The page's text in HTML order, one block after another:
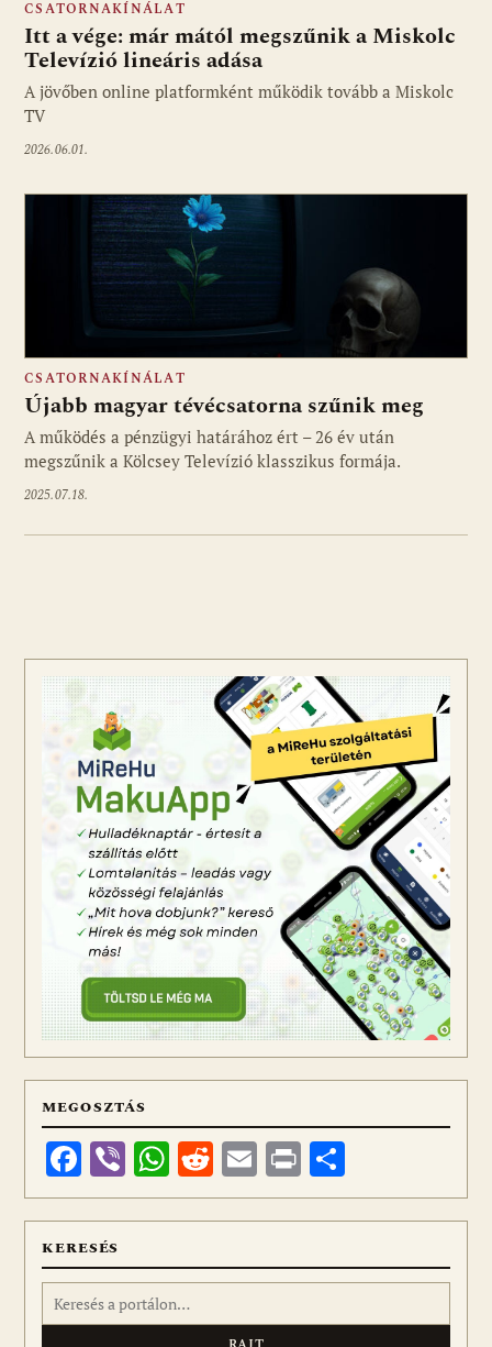
CSATORNAKÍNÁLAT
Itt a vége: már mától megszűnik a Miskolc
Televízió lineáris adása
A jövőben online platformként működik tovább a Miskolc
TV
2026.06.01.
CSATORNAKÍNÁLAT
Újabb magyar tévécsatorna szűnik meg
A működés a pénzügyi határához ért – 26 év után
megszűnik a Kölcsey Televízió klasszikus formája.
2025.07.18.
MEGOSZTÁS
Facebook
ViberWhatsApp
Reddit
Email
Print
meg
KERESÉS
Keresés: